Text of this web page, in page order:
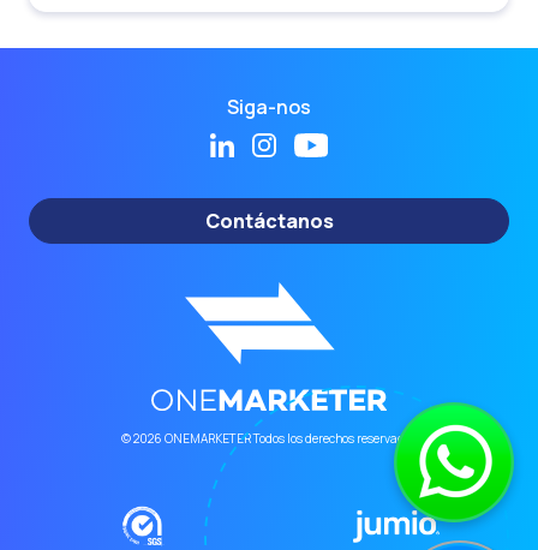
Siga-nos
Contáctanos
© 2026 ONEMARKETER Todos los derechos reservados